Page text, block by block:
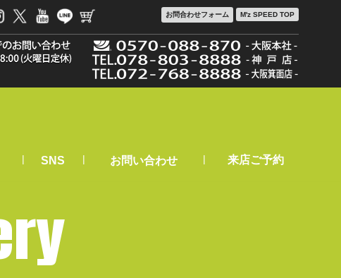
お問合わせフォーム M'z SPEED TOP
| SNS | お問い合わせ | 来店ご予約